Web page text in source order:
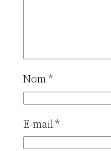
Nom*
E-mail*